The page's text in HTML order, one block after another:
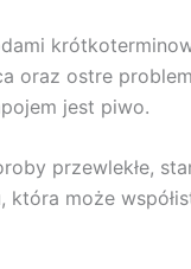
oraz ostre
jest piwo.
przewlekłe,
może